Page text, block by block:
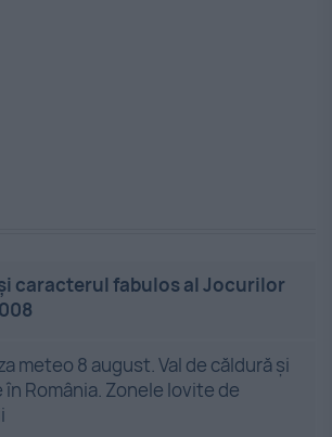
caracterul fabulos al Jocurilor
meteo 8 august. Val de căldură și
România. Zonele lovite de